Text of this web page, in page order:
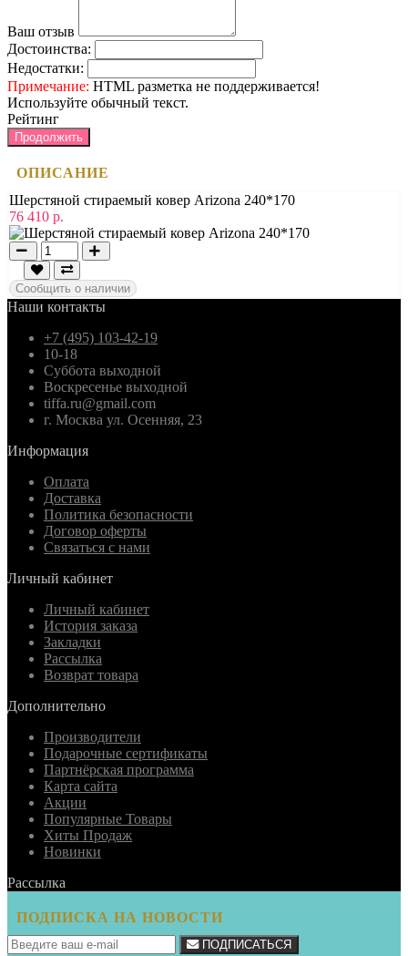
Ваш отзыв
Достоинства:
Недостатки:
Примечание: HTML разметка не поддерживается!
Используйте обычный текст.
Рейтинг
Продолжить
ОПИСАНИЕ
Шерстяной стираемый ковер Arizona 240*170
76 410 р.
Сообщить о наличии
Наши контакты
+7 (495) 103-42-19
10-18
Суббота выходной
Воскресенье выходной
tiffa.ru@gmail.com
г. Москва ул. Осенняя, 23
Информация
Оплата
Доставка
Политика безопасности
Договор оферты
Связаться с нами
Личный кабинет
Личный кабинет
История заказа
Закладки
Рассылка
Возврат товара
Дополнительно
Производители
Подарочные сертификаты
Партнёрская программа
Карта сайта
Акции
Популярные Товары
Хиты Продаж
Новинки
Рассылка
ПОДПИСКА НА НОВОСТИ
ПОДПИСАТЬСЯ